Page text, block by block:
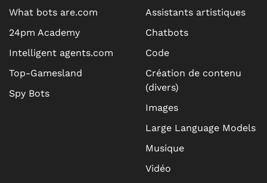
What bots are.com
24pm Academy
Intelligent agents.com
Top-Gamesland
Spy Bots
Assistants artistiques
Chatbots
Code
Création de contenu
(divers)
Images
Large Language Models
Musique
Vidéo